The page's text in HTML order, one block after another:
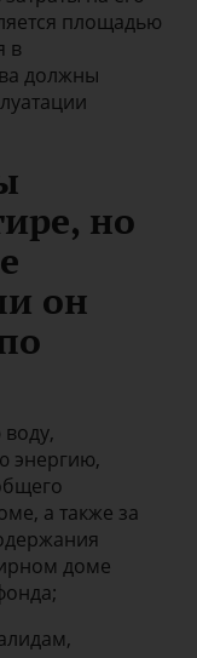
площадью
в
должны
но
он
энергию,
а также за
доме